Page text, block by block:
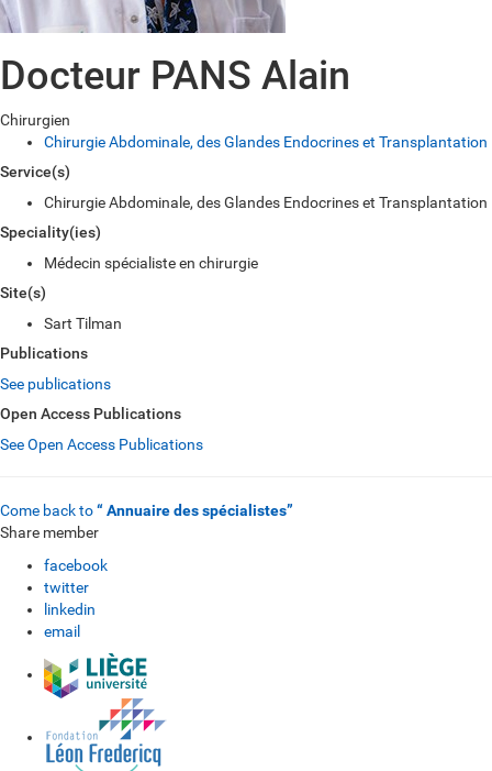
Docteur PANS Alain
Chirurgien
Chirurgie Abdominale, des Glandes Endocrines et Transplantation
Service(s)
Chirurgie Abdominale, des Glandes Endocrines et Transplantation
Speciality(ies)
Médecin spécialiste en chirurgie
Site(s)
Sart Tilman
Publications
See publications
Open Access Publications
See Open Access Publications
Come back to“ Annuaire des spécialistes”
Share member
facebook
twitter
linkedin
email